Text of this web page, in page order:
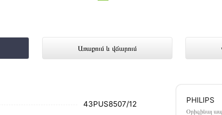
Առաքում և վճարում
ներկայացված է Technomix առցանց
43PUS8507/12
PHILIPS
Օրիգինալ